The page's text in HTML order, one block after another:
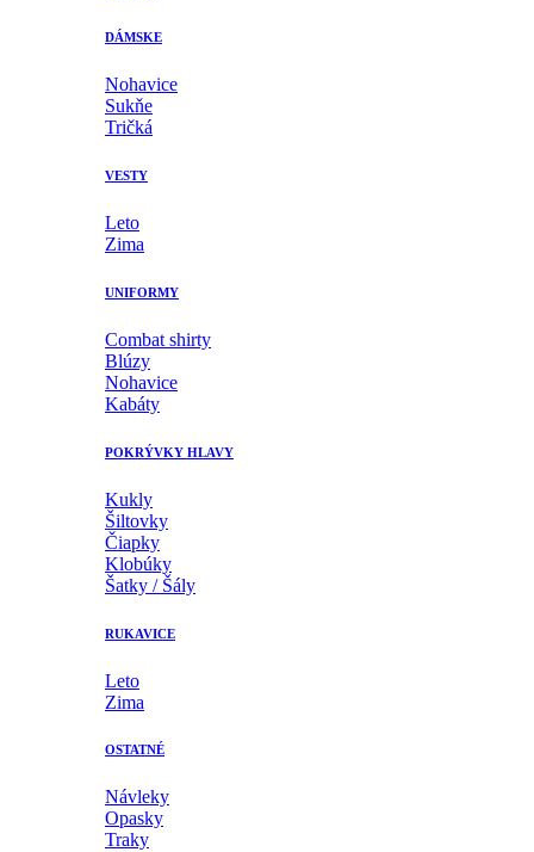
DÁMSKE
Nohavice
Sukňe
Tričká
VESTY
Leto
Zima
UNIFORMY
Combat shirty
Blúzy
Nohavice
Kabáty
POKRÝVKY HLAVY
Kukly
Šiltovky
Čiapky
Klobúky
Šatky / Šály
RUKAVICE
Leto
Zima
OSTATNÉ
Návleky
Opasky
Traky